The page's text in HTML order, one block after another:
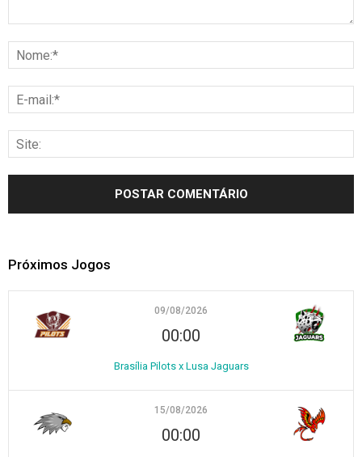
Próximos Jogos
09/08/2026
00:00
Brasília Pilots x Lusa Jaguars
15/08/2026
00:00